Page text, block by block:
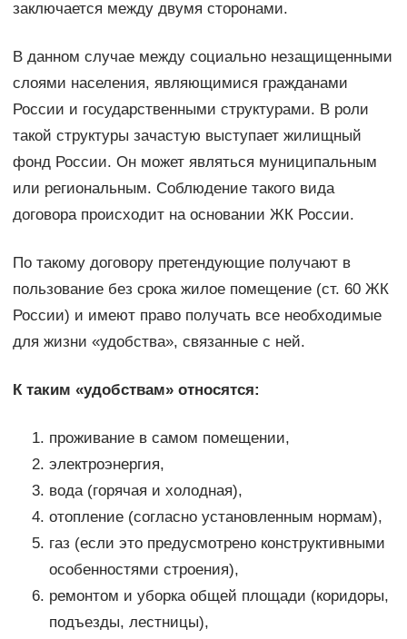
заключается между двумя сторонами.
В данном случае между социально незащищенными
слоями населения, являющимися гражданами
России и государственными структурами. В роли
такой структуры зачастую выступает жилищный
фонд России. Он может являться муниципальным
или региональным. Соблюдение такого вида
договора происходит на основании ЖК России.
По такому договору претендующие получают в
пользование без срока жилое помещение (ст. 60 ЖК
России) и имеют право получать все необходимые
для жизни «удобства», связанные с ней.
К таким «удобствам» относятся:
проживание в самом помещении,
электроэнергия,
вода (горячая и холодная),
отопление (согласно установленным нормам),
газ (если это предусмотрено конструктивными
особенностями строения),
ремонтом и уборка общей площади (коридоры,
подъезды, лестницы),